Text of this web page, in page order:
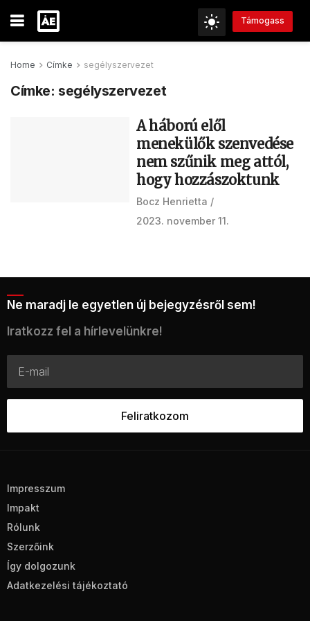
Támogass
Home Címke segélyszervezet
Címke: segélyszervezet
A háború elől
menekülők szenvedése
nem szűnik meg attól,
hogy hozzászoktunk
Bocz Henrietta
2023. november 11.
Ne maradj le egyetlen új bejegyzésről sem!
Iratkozz fel a hírlevelünkre!
Impresszum
Impakt
Rólunk
Szerzőink
Így dolgozunk
Adatkezelési tájékoztató